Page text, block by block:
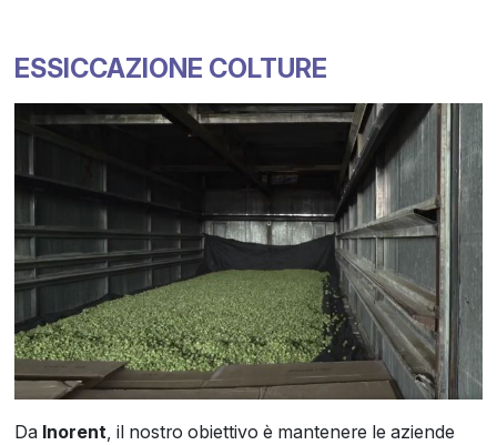
ESSICCAZIONE COLTURE
Da Inorent , il nostro obiettivo è mantenere le aziende